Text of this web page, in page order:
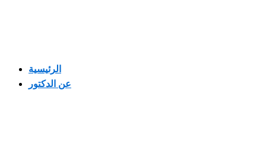
الرئيسية
عن الدكتور